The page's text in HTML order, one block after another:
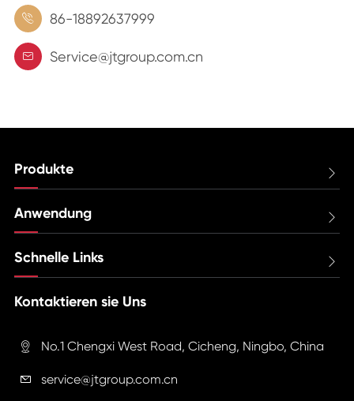
 86-18892637999
 Service@jtgroup.com.cn
Produkte 
Anwendung 
Schnelle Links 
Kontaktieren sie Uns
 No.1 Chengxi West Road, Cicheng, Ningbo, China
 service@jtgroup.com.cn